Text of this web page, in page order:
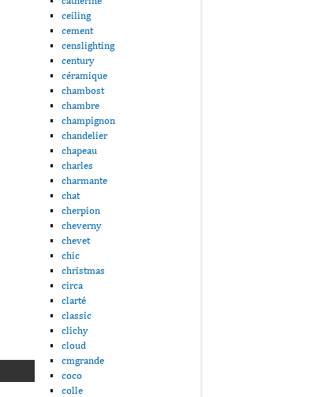
ceiling
cement
censlighting
century
céramique
chambost
chambre
champignon
chandelier
chapeau
charles
charmante
chat
cherpion
cheverny
chevet
chic
christmas
circa
clarté
classic
clichy
cloud
cmgrande
coco
colle